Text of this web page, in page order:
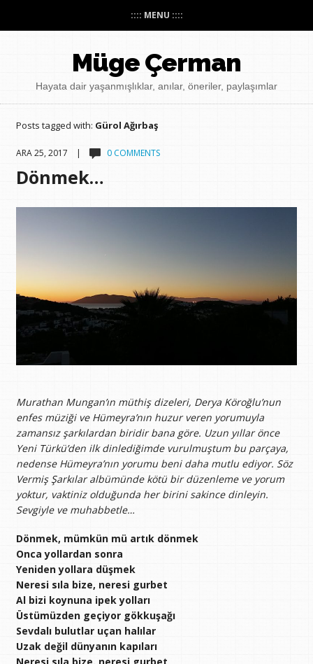
:::: MENU ::::
Müge Çerman
Hayata dair yaşanmışlıklar, anılar, öneriler, paylaşımlar
Posts tagged with: Gürol Ağırbaş
ARA 25, 2017 | 0 COMMENTS
Dönmek…
Murathan Mungan’ın müthiş dizeleri, Derya Köroğlu’nun
enfes müziği ve Hümeyra’nın huzur veren yorumuyla
zamansız şarkılardan biridir bana göre. Uzun yıllar önce
Yeni Türkü’den ilk dinlediğimde vurulmuştum bu parçaya,
nedense Hümeyra’nın yorumu beni daha mutlu ediyor. Söz
Vermiş Şarkılar albümünde kötü bir düzenleme ve yorum
yoktur, vaktiniz olduğunda her birini sakince dinleyin.
Sevgiyle ve muhabbetle…
Dönmek, mümkün mü artık dönmek
Onca yollardan sonra
Yeniden yollara düşmek
Neresi sıla bize, neresi gurbet
Al bizi koynuna ipek yolları
Üstümüzden geçiyor gökkuşağı
Sevdalı bulutlar uçan halılar
Uzak değil dünyanın kapıları
Neresi sıla bize, neresi gurbet